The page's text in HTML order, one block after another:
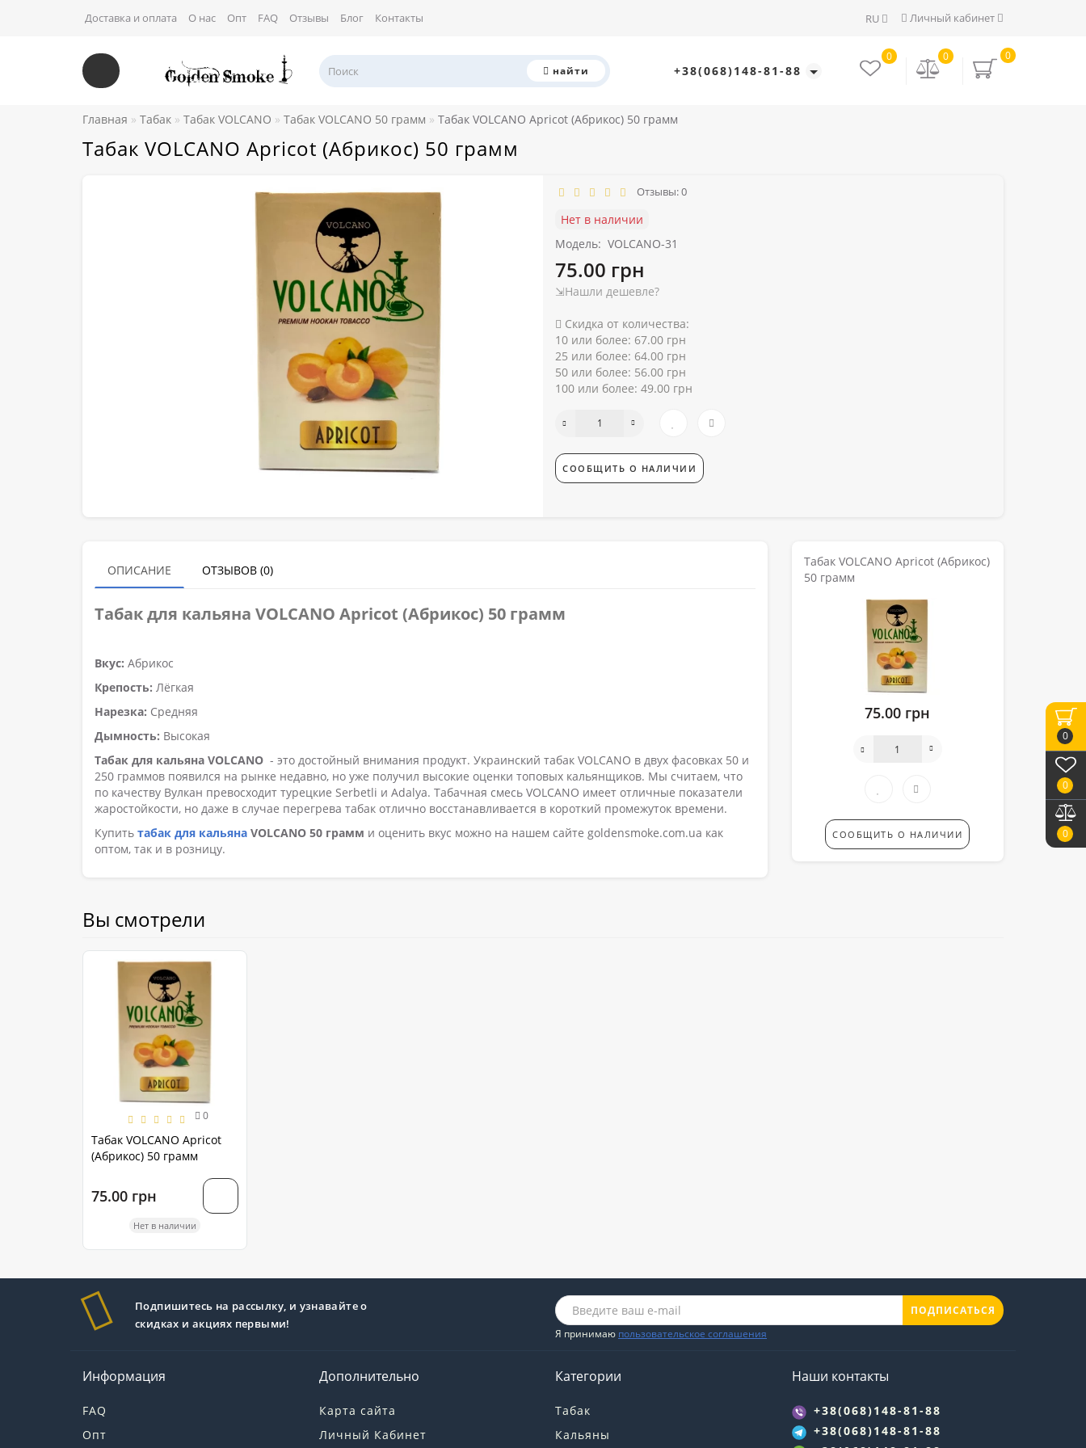
0
0
0
Личный кабинет
RU
Доставка и оплата О нас Опт FAQ Отзывы Блог Контакты
найти +38(068)148-81-88
0
0
0
Главная Табак Табак VOLCANO Табак VOLCANO 50 грамм Табак VOLCANO Apricot (Абрикос) 50 грамм
Табак VOLCANO Apricot (Абрикос) 50 грамм
Отзывы: 0
Нет в наличии
Модель: VOLCANO-31
75.00 грн
⇲Нашли дешевле?
Скидка от количества:
10 или более: 67.00 грн
25 или более: 64.00 грн
50 или более: 56.00 грн
100 или более: 49.00 грн
СООБЩИТЬ О НАЛИЧИИ
ОПИСАНИЕ ОТЗЫВОВ (0)
Табак для кальяна VOLCANO Apricot (Абрикос) 50 грамм
Вкус: Абрикос
Крепость: Лёгкая
Нарезка: Средняя
Дымность: Высокая
Табак для кальяна VOLCANO - это достойный внимания продукт. Украинский табак VOLCANO в двух фасовках 50 и
250 граммов появился на рынке недавно, но уже получил высокие оценки топовых кальянщиков. Мы считаем, что
по качеству Вулкан превосходит турецкие Serbetli и Adalya. Табачная смесь VOLCANO имеет отличные показатели
жаростойкости, но даже в случае перегрева табак отлично восстанавливается в короткий промежуток времени.
Купить табак для кальяна VOLCANO 50 грамм и оценить вкус можно на нашем сайте goldensmoke.com.ua как
оптом, так и в розницу.
Табак VOLCANO Apricot (Абрикос)
50 грамм
75.00 грн
СООБЩИТЬ О НАЛИЧИИ
Вы смотрели
0
Табак VOLCANO Apricot
(Абрикос) 50 грамм
75.00 грн
Нет в наличии
Подпишитесь на рассылку, и узнавайте о
скидках и акциях первыми!
ПОДПИСАТЬСЯ
Я принимаю пользовательское соглашения
Информация
FAQ
Опт
Дополнительно
Карта сайта
Личный Кабинет
Категории
Табак
Кальяны
Наши контакты
+38(068)148-81-88
+38(068)148-81-88